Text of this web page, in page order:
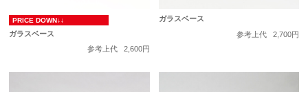
PRICE DOWN↓↓
ガラスベース
参考上代
2,600円
ガラスベース
参考上代
2,700円